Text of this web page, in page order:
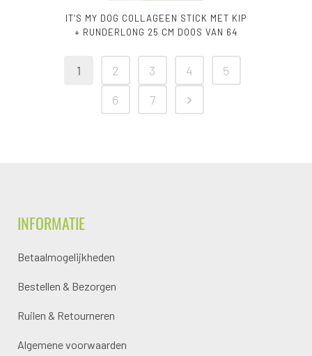
IT’S MY DOG COLLAGEEN STICK MET KIP
+ RUNDERLONG 25 CM DOOS VAN 64
1 2 3 4
5
6
7
INFORMATIE
Betaalmogelijkheden
Bestellen & Bezorgen
Ruilen & Retourneren
Algemene voorwaarden